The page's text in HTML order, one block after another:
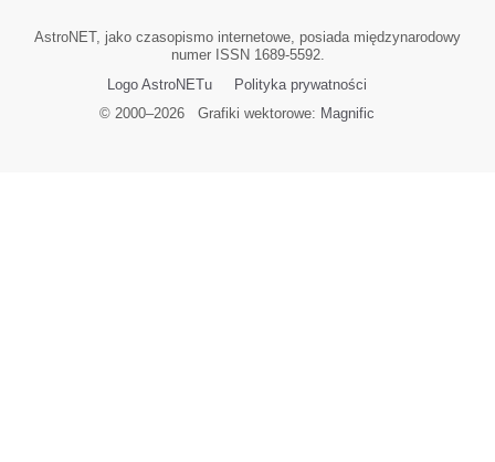
AstroNET, jako czasopismo internetowe, posiada międzynarodowy
numer ISSN 1689-5592.
Logo AstroNETu
Polityka prywatności
© 2000–2026Grafiki wektorowe: Magnific